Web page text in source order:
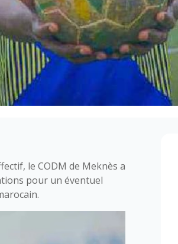
le CODM de Meknès a
pour un éventuel